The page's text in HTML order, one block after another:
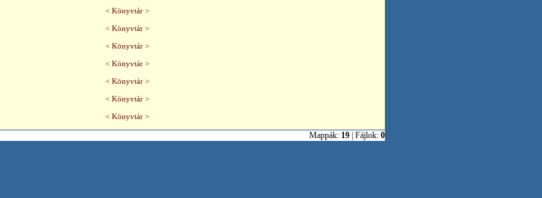
< Könyvtár >
< Könyvtár >
< Könyvtár >
< Könyvtár >
< Könyvtár >
< Könyvtár >
< Könyvtár >
Mappák: 19 | Fájlok: 0